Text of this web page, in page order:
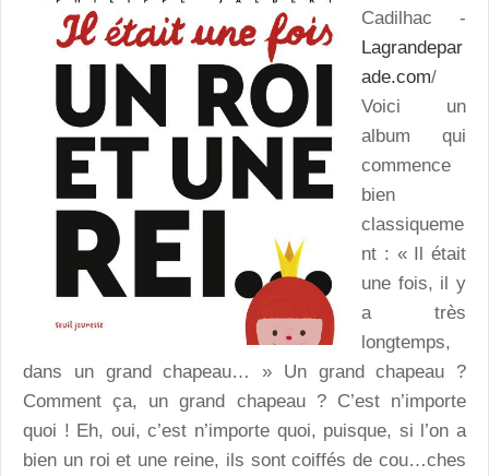
Cadilhac -
Lagrandepar
ade.com/
Voici un
album qui
commence
bien
classiqueme
nt : « Il était
une fois, il y
a très
longtemps,
dans un grand chapeau… » Un grand chapeau ?
Comment ça, un grand chapeau ? C’est n’importe
quoi ! Eh, oui, c’est n’importe quoi, puisque, si l’on a
bien un roi et une reine, ils sont coiffés de cou…ches